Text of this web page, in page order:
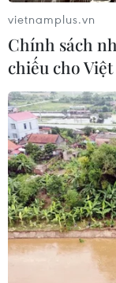
vietnamplus.vn
Chính sách
chiếu cho